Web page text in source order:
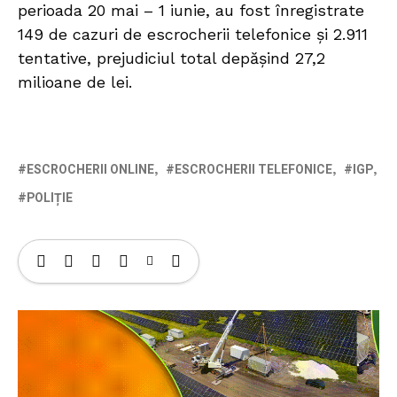
perioada 20 mai – 1 iunie, au fost înregistrate
149 de cazuri de escrocherii telefonice și 2.911
tentative, prejudiciul total depășind 27,2
milioane de lei.
ESCROCHERII ONLINE ESCROCHERII TELEFONICE
IGP
POLIȚIE